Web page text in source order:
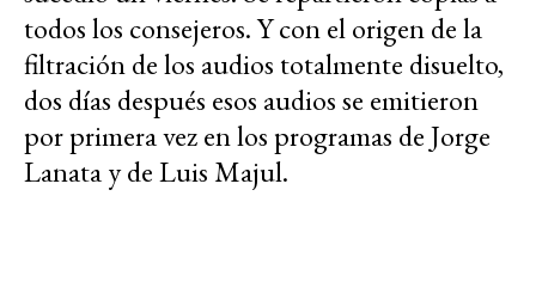
todos los consejeros. Y con el origen de la
filtración de los audios totalmente disuelto,
dos días después esos audios se emitieron
por primera vez en los programas de Jorge
Lanata y de Luis Majul.